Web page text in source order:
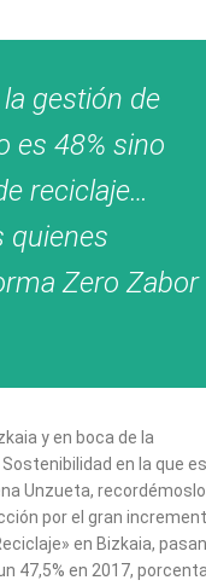
gestión de
es 48% sino
reciclaje…
quienes
Zero Zabor
y en boca de la
en la que
Unzueta,
por el gran
en Bizkaia,
47,5% en 2017,